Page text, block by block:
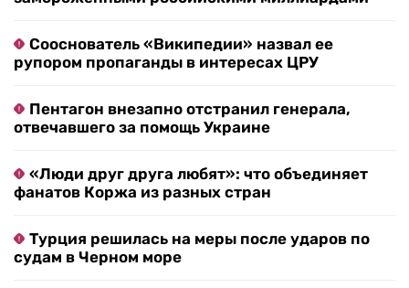
Сооснователь «Википедии» назвал ее
рупором пропаганды в интересах ЦРУ
Пентагон внезапно отстранил генерала,
отвечавшего за помощь Украине
«Люди друг друга любят»: что объединяет
фанатов Коржа из разных стран
Турция решилась на меры после ударов по
судам в Черном море